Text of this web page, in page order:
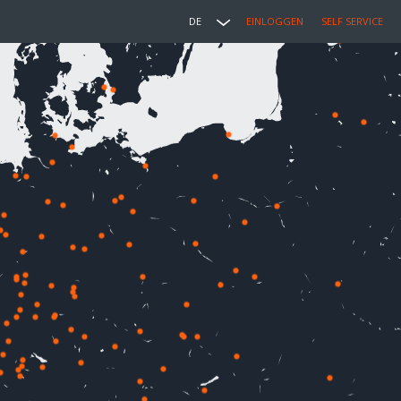
DE EINLOGGEN SELF SERVICE